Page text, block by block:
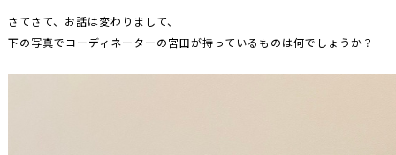
さてさて、お話は変わりまして、
下の写真でコーディネーターの宮田が持っているものは何でしょうか？